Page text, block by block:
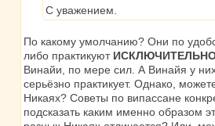
С уважением.
По какому умолчанию? Они по
либо практикуют
Винайи, по мере сил. А Винайя у
серьёзно практикует. Однако,
Никаях? Советы по випассане
подсказать каким именно образом